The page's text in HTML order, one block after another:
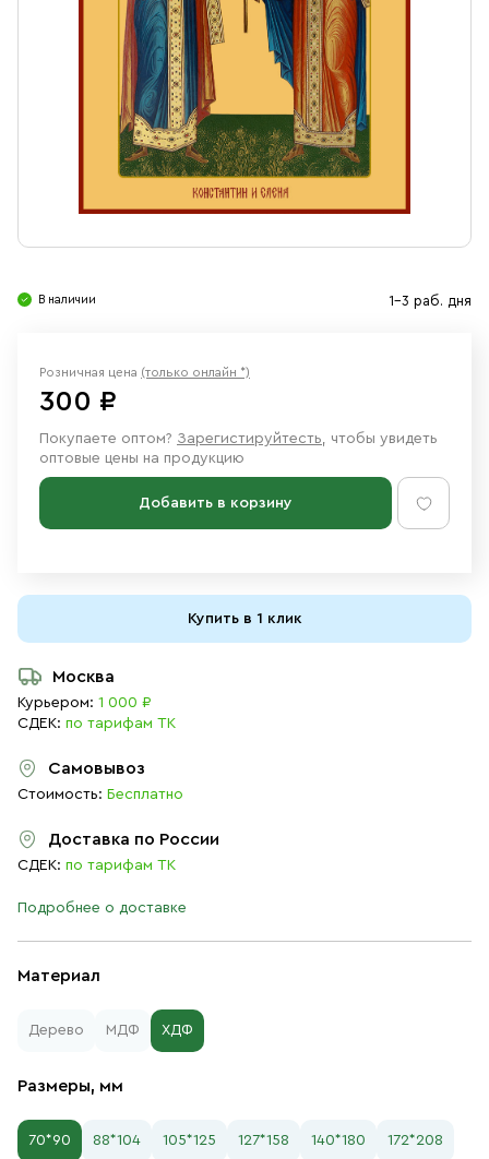
Ювелирные изделия
В наличии 1-3 раб. дня
Материал
Дерево МДФ ХДФ
Размеры, мм
70*90 88*104 105*125 127*158 140*180 172*208
Розничная цена (только онлайн *)
300 ₽
Покупаете оптом? Зарегистируйтесть, чтобы увидеть
оптовые цены на продукцию
Добавить в корзину
Купить в 1 клик
Москва
Курьером: 1 000 ₽
СДЕК: по тарифам ТК
Самовывоз
Стоимость: Бесплатно
Доставка по России
СДЕК: по тарифам ТК
Подробнее о доставке